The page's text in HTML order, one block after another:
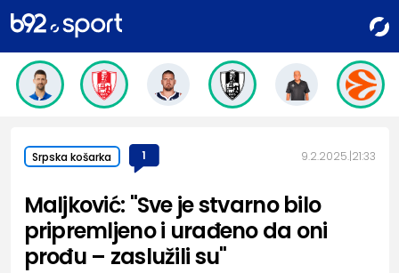
Srpska košarka 1 9.2.2025. 21:33
Maljković: "Sve je stvarno bilo
pripremljeno i urađeno da oni
prođu – zaslužili su"